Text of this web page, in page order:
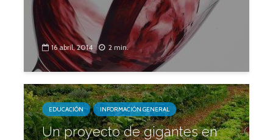
16 abril, 2014 2 min.
EDUCACIÓN INFORMACIÓN GENERAL
Un proyecto de gigantes en